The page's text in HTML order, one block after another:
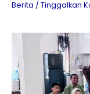
Berita / Tinggalkan